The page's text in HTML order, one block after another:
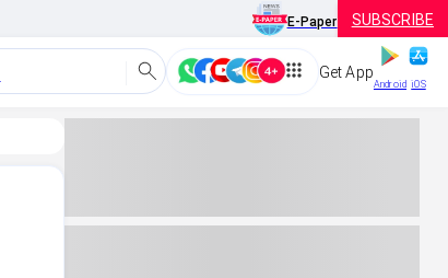
E-Paper SUBSCRIBE
Get App
Android iOS